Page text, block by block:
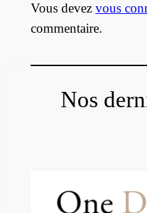
Vous devez vous
commentaire.
Nos